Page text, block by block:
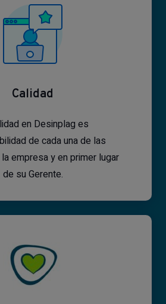
Calidad
en Desinplag es
de cada una de las
empresa y en primer lugar
de su Gerente.